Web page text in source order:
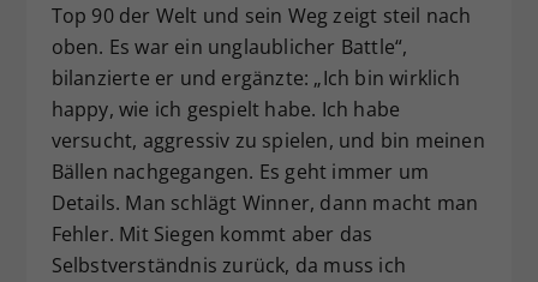
Top 90 der Welt und sein Weg zeigt steil nach
oben. Es war ein unglaublicher Battle“,
bilanzierte er und ergänzte: „Ich bin wirklich
happy, wie ich gespielt habe. Ich habe
versucht, aggressiv zu spielen, und bin meinen
Bällen nachgegangen. Es geht immer um
Details. Man schlägt Winner, dann macht man
Fehler. Mit Siegen kommt aber das
Selbstverständnis zurück, da muss ich